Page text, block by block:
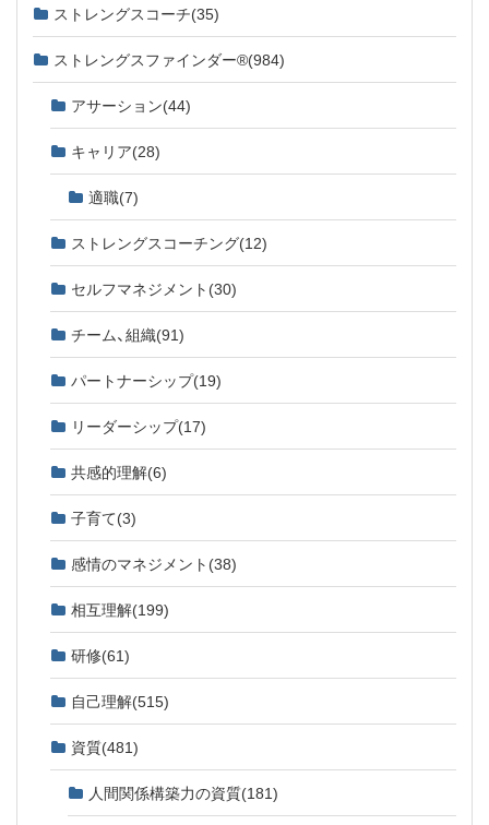
ストレングスコーチ(35)
ストレングスファインダー®(984)
アサーション(44)
キャリア(28)
適職(7)
ストレングスコーチング(12)
セルフマネジメント (30)
チーム、組織(91)
パートナーシップ(19)
リーダーシップ(17)
共感的理解(6)
子育て(3)
感情のマネジメント (38)
相互理解(199)
研修(61)
自己理解(515)
資質(481)
人間関係構築力の資質(181)